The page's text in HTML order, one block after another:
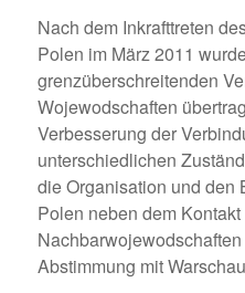
Nach dem Inkrafttreten
Polen im März 2011
grenzüberschreitenden
Wojewodschaften
Verbesserung der
unterschiedlichen
die Organisation und den
Polen neben dem
Abstimmung mit